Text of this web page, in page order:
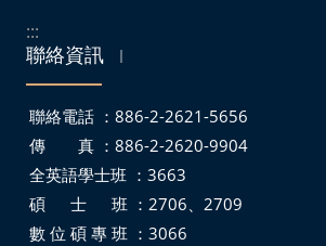
:::
聯絡資訊 ｜
聯絡電話 ：886-2-2621-5656
傳 真 ：886-2-2620-9904
全英語學士班 ：3663
碩 士 班 ：2706、2709
數 位 碩 專 班 ：3066